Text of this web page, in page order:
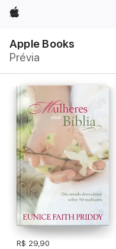
Apple
Apple Books
Prévia
Nav
Abrir
menu
R$ 29,90